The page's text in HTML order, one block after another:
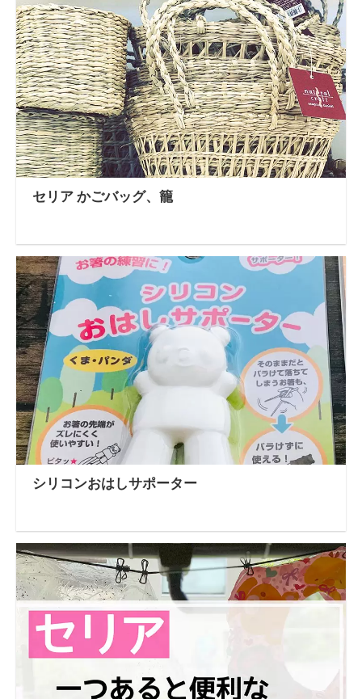
セリア かごバッグ、籠
シリコンおはしサポーター